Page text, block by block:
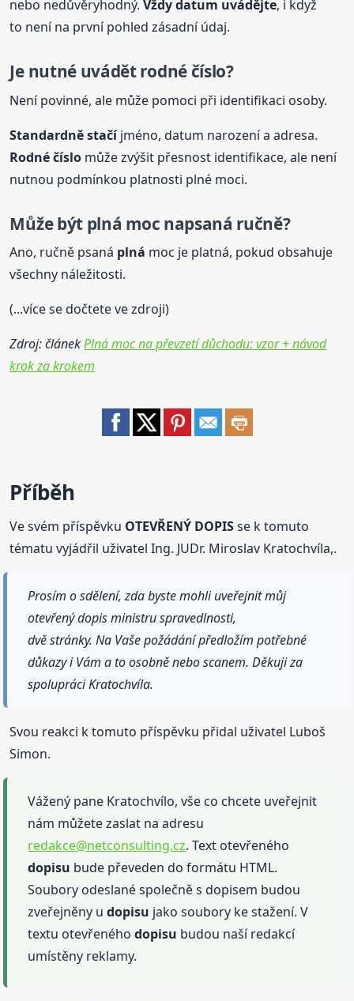
nebo nedůvěryhodný.Vždy datum uvádějte, i když
to není na první pohled zásadní údaj.
Je nutné uvádět rodné číslo?
Není povinné, ale může pomoci při identifikaci osoby.
Standardně stačíjméno, datum narození a adresa.
Rodné číslo může zvýšit přesnost identifikace, ale není
nutnou podmínkou platnosti plné moci.
Může být plná moc napsaná ručně?
Ano, ručně psaná plná moc je platná, pokud obsahuje
všechny náležitosti.
(...více se dočtete ve zdroji)
Zdroj: článekPlná moc na převzetí důchodu: vzor + návod
krok za krokem
Příběh
Ve svém příspěvku OTEVŘENÝ DOPISse k tomuto
tématu vyjádřil uživatel Ing. JUDr. Miroslav Kratochvíla,.
Prosím o sdělení, zda byste mohli uveřejnit můj
otevřený dopis ministru spravedlnosti,
dvě stránky. Na Vaše požádání předložím potřebné
důkazy i Vám a to osobně nebo scanem. Děkuji za
spolupráci Kratochvíla.
Svou reakci k tomuto příspěvku přidal uživatel Luboš
Simon.
Vážený pane Kratochvílo, vše co chcete uveřejnit
nám můžete zaslat na adresu
redakce@netconsulting.cz. Text otevřeného
dopisu bude převeden do formátu HTML.
Soubory odeslané společně s dopisem budou
zveřejněny udopisu jako soubory ke stažení. V
textu otevřenéhodopisu budou naší redakcí
umístěny reklamy.